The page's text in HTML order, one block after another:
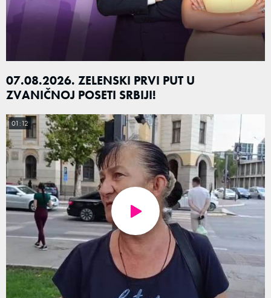
07.08.2026. ZELENSKI PRVI PUT U
ZVANIČNOJ POSETI SRBIJI!
01:12